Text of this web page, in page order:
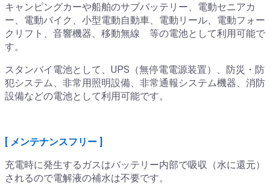
キャンピングカーや船舶のサブバッテリー、電動セニアカ
ー、電動バイク、小型電動自動車、電動リール、電動フォー
クリフト、音響機器、移動無線 等の電池として利用可能で
す。
スタンバイ電池として、UPS（無停電電源装置）、防災・防
犯システム、非常用照明設備、非常通報システム機器、消防
設備などの電池として利用可能です。
[ メンテナンスフリー ]
充電時に発生するガスはバッテリー内部で吸収（水に還元）
されるので電解液の補水は不要です。